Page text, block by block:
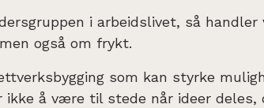
i arbeidslivet, så handler
også om frykt.
som kan styrke
ikke å være til stede når ideer deles,